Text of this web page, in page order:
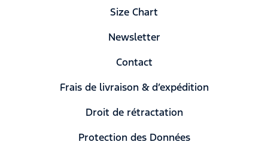
Size Chart
Newsletter
Contact
Frais de livraison & d’expédition
Droit de rétractation
Protection des Données